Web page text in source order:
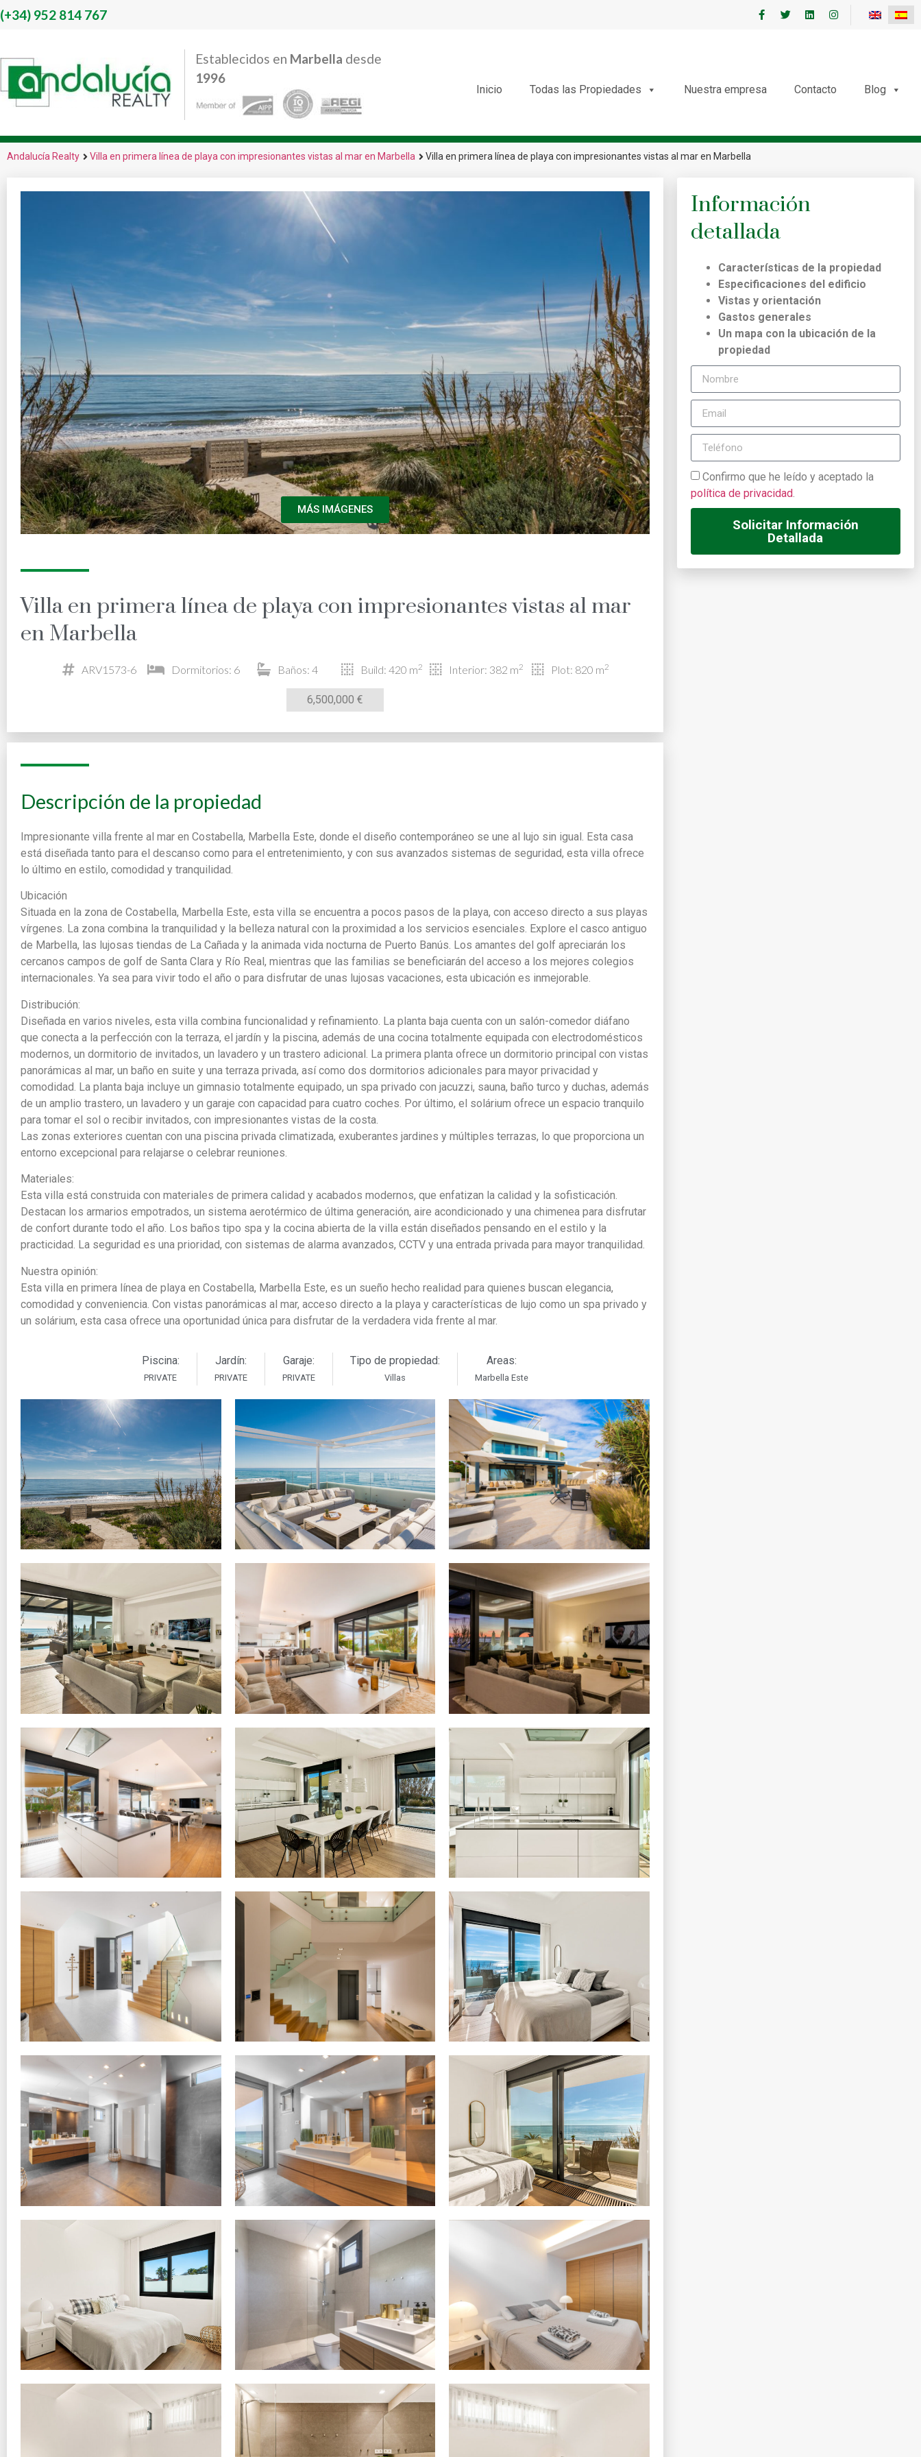
(+34) 952 814 767
Establecidos en Marbella desde
1996
Inicio Todas las Propiedades Nuestra empresa Contacto Blog
Andalucía Realty Villa en primera línea de playa con impresionantes vistas al mar en Marbella Villa en primera línea de playa con impresionantes vistas al mar en Marbella
MÁS IMÁGENES
Villa en primera línea de playa con impresionantes vistas al mar
en Marbella
ARV1573-6 Dormitorios: 6 Baños: 4 Build: 420 m2 Interior: 382 m2 Plot: 820 m2
6,500,000 €
Descripción de la propiedad
Impresionante villa frente al mar en Costabella, Marbella Este, donde el diseño contemporáneo se une al lujo sin igual. Esta casa
está diseñada tanto para el descanso como para el entretenimiento, y con sus avanzados sistemas de seguridad, esta villa ofrece
lo último en estilo, comodidad y tranquilidad.
Ubicación
Situada en la zona de Costabella, Marbella Este, esta villa se encuentra a pocos pasos de la playa, con acceso directo a sus playas
vírgenes. La zona combina la tranquilidad y la belleza natural con la proximidad a los servicios esenciales. Explore el casco antiguo
de Marbella, las lujosas tiendas de La Cañada y la animada vida nocturna de Puerto Banús. Los amantes del golf apreciarán los
cercanos campos de golf de Santa Clara y Río Real, mientras que las familias se beneficiarán del acceso a los mejores colegios
internacionales. Ya sea para vivir todo el año o para disfrutar de unas lujosas vacaciones, esta ubicación es inmejorable.
Distribución:
Diseñada en varios niveles, esta villa combina funcionalidad y refinamiento. La planta baja cuenta con un salón-comedor diáfano
que conecta a la perfección con la terraza, el jardín y la piscina, además de una cocina totalmente equipada con electrodomésticos
modernos, un dormitorio de invitados, un lavadero y un trastero adicional. La primera planta ofrece un dormitorio principal con vistas
panorámicas al mar, un baño en suite y una terraza privada, así como dos dormitorios adicionales para mayor privacidad y
comodidad. La planta baja incluye un gimnasio totalmente equipado, un spa privado con jacuzzi, sauna, baño turco y duchas, además
de un amplio trastero, un lavadero y un garaje con capacidad para cuatro coches. Por último, el solárium ofrece un espacio tranquilo
para tomar el sol o recibir invitados, con impresionantes vistas de la costa.
Las zonas exteriores cuentan con una piscina privada climatizada, exuberantes jardines y múltiples terrazas, lo que proporciona un
entorno excepcional para relajarse o celebrar reuniones.
Materiales:
Esta villa está construida con materiales de primera calidad y acabados modernos, que enfatizan la calidad y la sofisticación.
Destacan los armarios empotrados, un sistema aerotérmico de última generación, aire acondicionado y una chimenea para disfrutar
de confort durante todo el año. Los baños tipo spa y la cocina abierta de la villa están diseñados pensando en el estilo y la
practicidad. La seguridad es una prioridad, con sistemas de alarma avanzados, CCTV y una entrada privada para mayor tranquilidad.
Nuestra opinión:
Esta villa en primera línea de playa en Costabella, Marbella Este, es un sueño hecho realidad para quienes buscan elegancia,
comodidad y conveniencia. Con vistas panorámicas al mar, acceso directo a la playa y características de lujo como un spa privado y
un solárium, esta casa ofrece una oportunidad única para disfrutar de la verdadera vida frente al mar.
Piscina:
PRIVATE
Jardín:
PRIVATE
Garaje:
PRIVATE
Tipo de propiedad:
Villas
Areas:
Marbella Este
Información
detallada
Características de la propiedad
Especificaciones del edificio
Vistas y orientación
Gastos generales
Un mapa con la ubicación de la
propiedad
Confirmo que he leído y aceptado la
política de privacidad.
Solicitar Información
Detallada